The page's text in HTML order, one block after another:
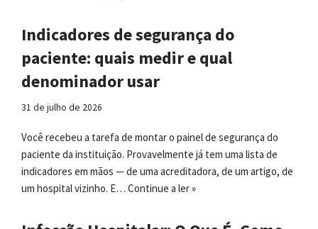
Indicadores de segurança do
paciente: quais medir e qual
denominador usar
31 de julho de 2026
Você recebeu a tarefa de montar o painel de segurança do
paciente da instituição. Provavelmente já tem uma lista de
indicadores em mãos — de uma acreditadora, de um artigo, de
um hospital vizinho. E… Continue a ler »